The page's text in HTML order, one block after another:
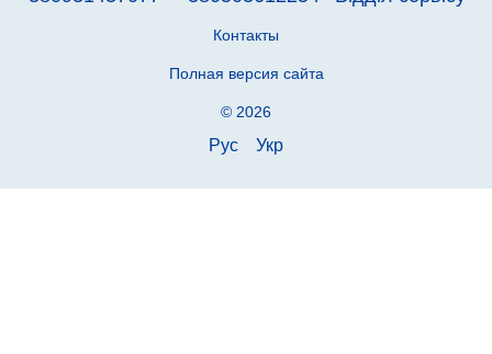
Контакты
Полная версия сайта
© 2026
Рус Укр